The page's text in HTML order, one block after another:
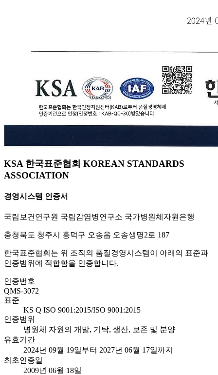
KSA 한국표준협회 KOREAN STANDARDS
ASSOCIATION
경영시스템 인증서
국립보건연구원 국립감염병연구소 국가병원체자원은행
충청북도 청주시 흥덕구 오송읍 오송생명2로 187
한국표준협회는 위 조직의 품질경영시스템이 아래의 표준과
인증범위에 적합함을 인증합니다.
인증번호
QMS-3072
표준
KS Q ISO 9001:2015/ISO 9001:2015
인증범위
병원체 자원의 개발, 기탁, 생산, 보존 및 분양
유효기간
2024년 09월 19일부터 2027년 06월 17일까지
최초인증일
2009년 06월 18일